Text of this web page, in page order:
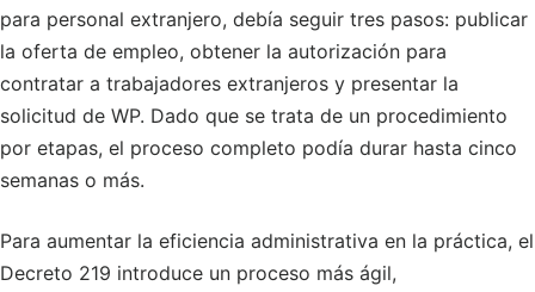
para personal extranjero, debía seguir tres pasos: publicar
la oferta de empleo, obtener la autorización para
contratar a trabajadores extranjeros y presentar la
solicitud de WP. Dado que se trata de un procedimiento
por etapas, el proceso completo podía durar hasta cinco
semanas o más.
Para aumentar la eficiencia administrativa en la práctica, el
Decreto 219 introduce un proceso más ágil,